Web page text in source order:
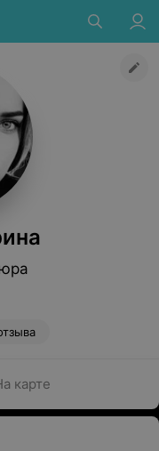
карте